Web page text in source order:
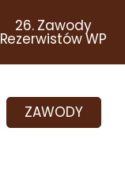
26. Zawody
Rezerwistów WP
ZAWODY